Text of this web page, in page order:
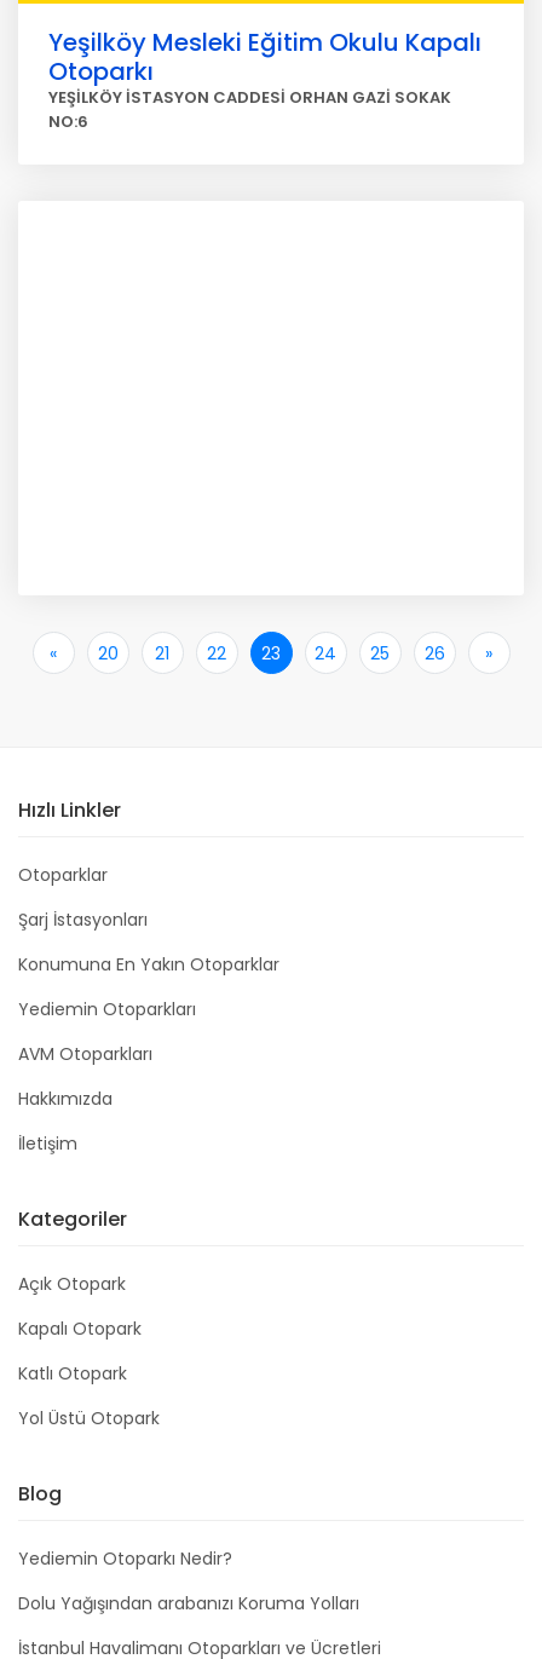
Yeşilköy Mesleki Eğitim Okulu Kapalı
Otoparkı
YEŞİLKÖY İSTASYON CADDESİ ORHAN GAZİ SOKAK
NO:6
« 20 21 22 23 24 25 26 » Son
Hızlı Linkler
Otoparklar
Şarj İstasyonları
Konumuna En Yakın Otoparklar
Yediemin Otoparkları
AVM Otoparkları
Hakkımızda
İletişim
Kategoriler
Açık Otopark
Kapalı Otopark
Katlı Otopark
Yol Üstü Otopark
Blog
Yediemin Otoparkı Nedir?
Dolu Yağışından arabanızı Koruma Yolları
İstanbul Havalimanı Otoparkları ve Ücretleri